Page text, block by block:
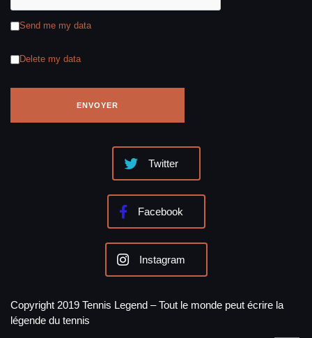
Send me my data
Delete my data
Twitter
Facebook
Instagram
Copyright 2019 Tennis Legend – Tout le monde peut écrire la
légende du tennis